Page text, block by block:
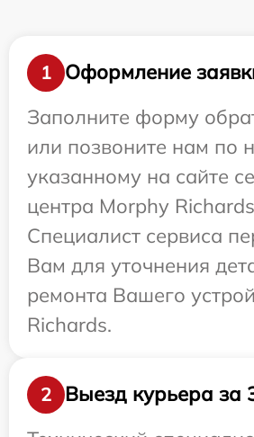
1
Оформление
Заполните форму
или позвоните нам по
указанному на сайте
центра Morphy
Специалист сервиса
Вам для уточнения
ремонта Вашего
Richards.
2
Выезд курьера за